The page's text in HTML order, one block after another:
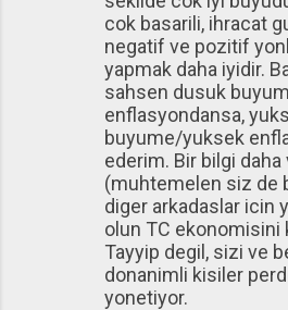
cok basarili, ihracat
negatif ve pozitif
yapmak daha iyidir.
sahsen dusuk
enflasyondansa,
buyume/yuksek
ederim. Bir bilgi
(muhtemelen siz de
diger arkadaslar icin
olun TC ekonomisini
Tayyip degil, sizi ve
donanimli kisiler
yonetiyor.